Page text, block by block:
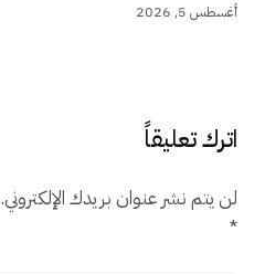
أغسطس 5, 2026
اترك تعليقاً
لن يتم نشر عنوان بريدك الإلكتروني.
*